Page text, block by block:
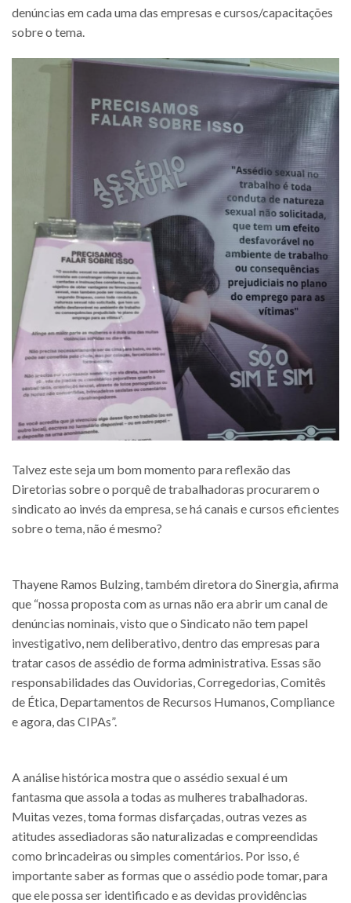
denúncias em cada uma das empresas e cursos/capacitações
sobre o tema.
Talvez este seja um bom momento para reflexão das
Diretorias sobre o porquê de trabalhadoras procurarem o
sindicato ao invés da empresa, se há canais e cursos eficientes
sobre o tema, não é mesmo?
Thayene Ramos Bulzing, também diretora do Sinergia, afirma
que “nossa proposta com as urnas não era abrir um canal de
denúncias nominais, visto que o Sindicato não tem papel
investigativo, nem deliberativo, dentro das empresas para
tratar casos de assédio de forma administrativa. Essas são
responsabilidades das Ouvidorias, Corregedorias, Comitês
de Ética, Departamentos de Recursos Humanos, Compliance
e agora, das CIPAs”.
A análise histórica mostra que o assédio sexual é um
fantasma que assola a todas as mulheres trabalhadoras.
Muitas vezes, toma formas disfarçadas, outras vezes as
atitudes assediadoras são naturalizadas e compreendidas
como brincadeiras ou simples comentários. Por isso, é
importante saber as formas que o assédio pode tomar, para
que ele possa ser identificado e as devidas providências